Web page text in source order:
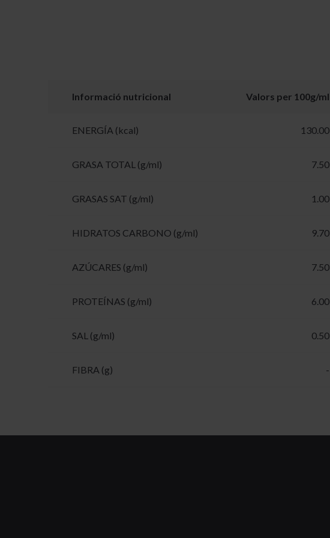
Informació nutricional Valors per 100g/ml
ENERGÍA (kcal) 130.00
GRASA TOTAL (g/ml) 7.50
GRASAS SAT (g/ml) 1.00
HIDRATOS CARBONO (g/ml) 9.70
AZÚCARES (g/ml) 7.50
PROTEÍNAS (g/ml) 6.00
SAL (g/ml) 0.50
FIBRA (g) -